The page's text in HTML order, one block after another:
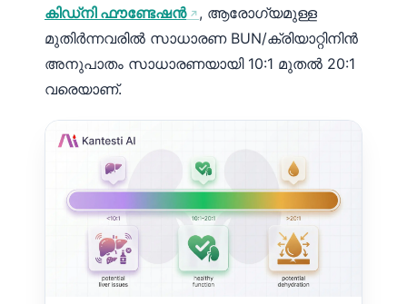
കിഡ്‌നി ഫൗണ്ടേഷൻ
, ആരോഗ്യമുള്ള
മുതിർന്നവരിൽ സാധാരണ BUN/ക്രിയാറ്റിനിൻ
അനുപാതം സാധാരണയായി 10:1 മുതൽ 20:1
വരെയാണ്.